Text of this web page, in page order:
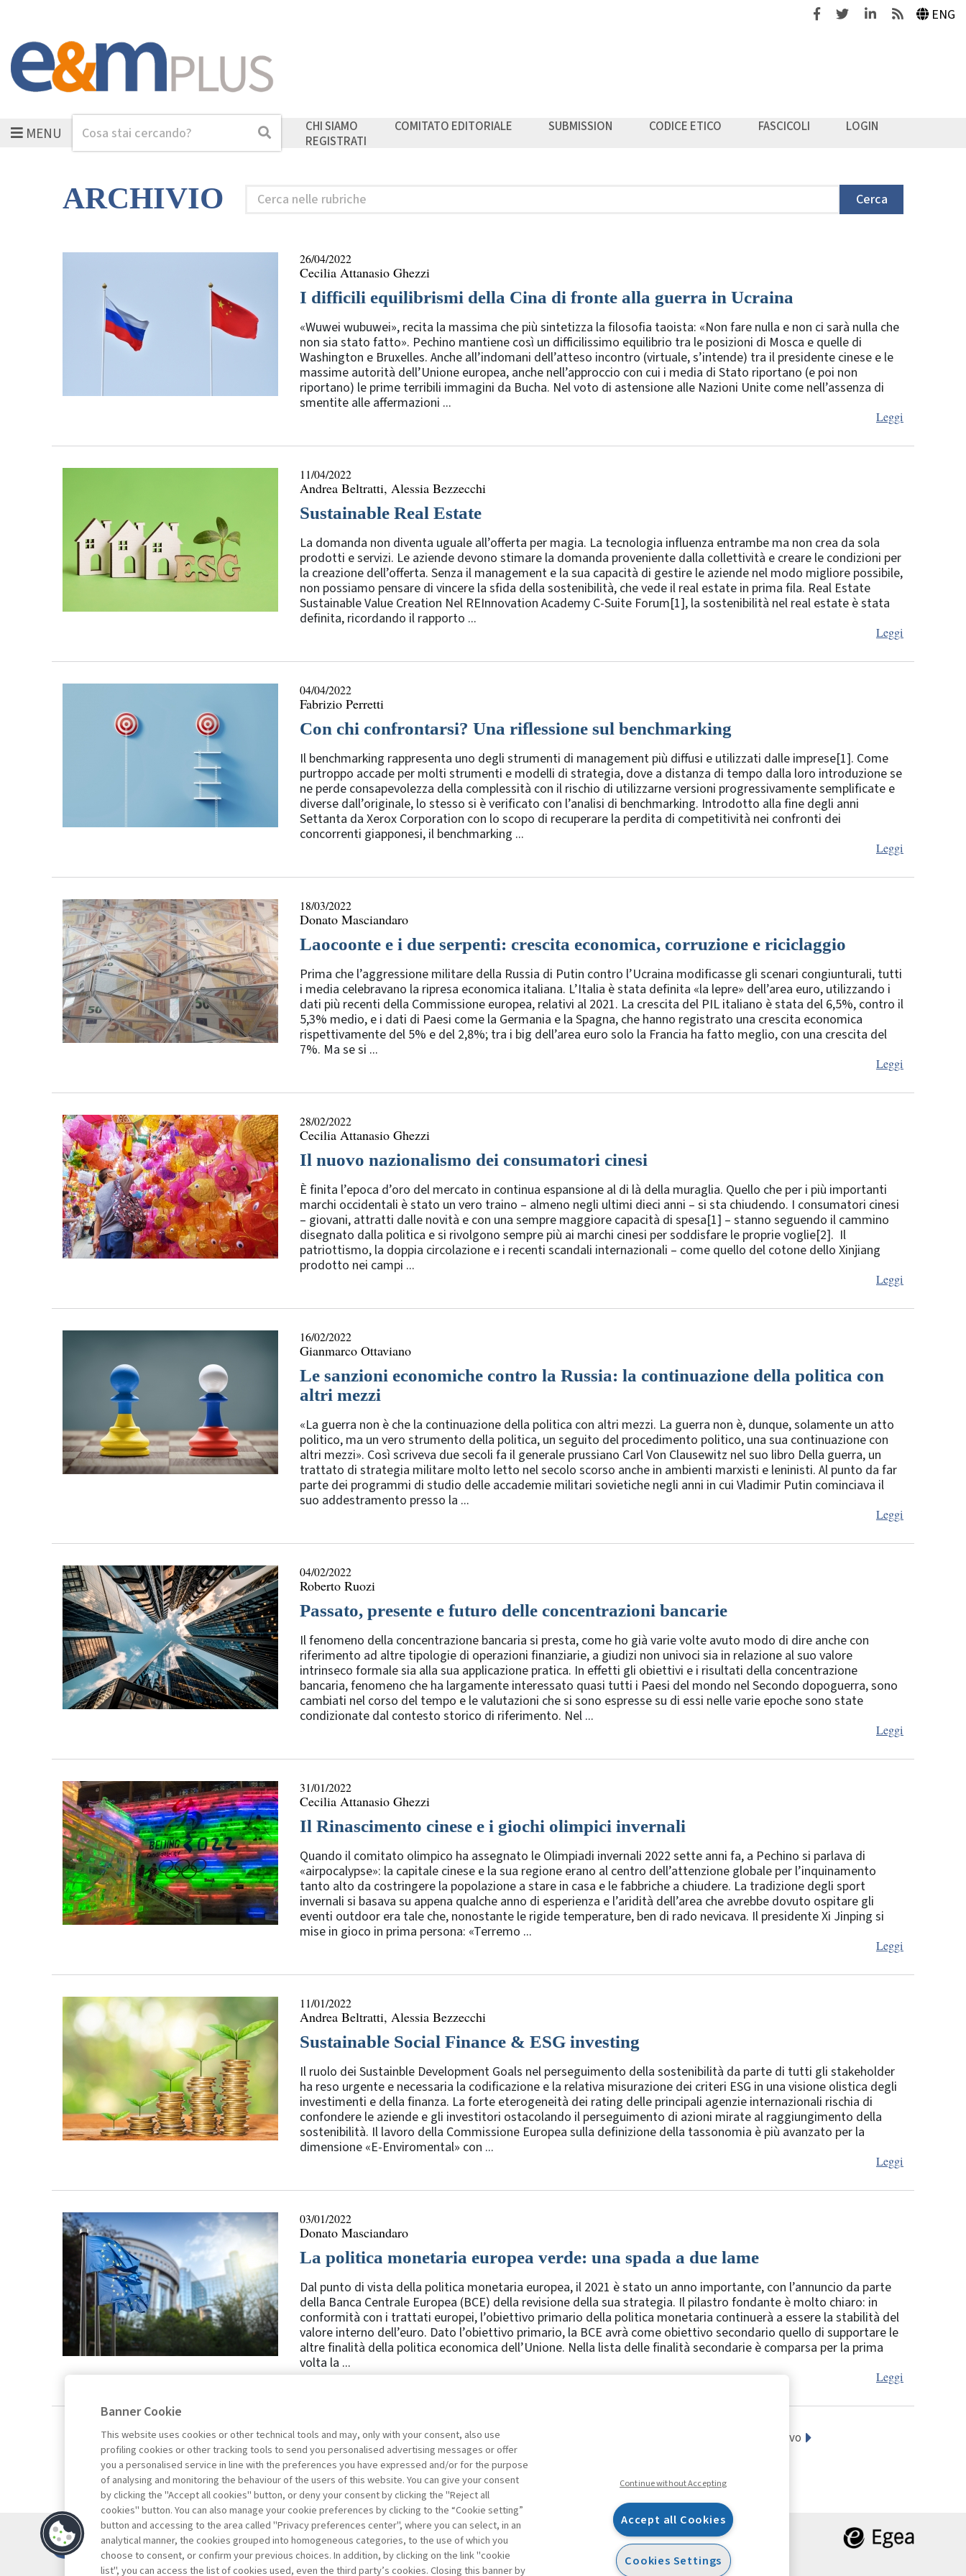
FacebookTwitterLinkedinFeeds ENG
MENUCerca Cerca CHI SIAMO COMITATO EDITORIALE SUBMISSION CODICE ETICO FASCICOLI
LOGIN
REGISTRATI
ARCHIVIO
Cerca
Cerca
26/04/2022
Cecilia Attanasio Ghezzi
I difficili equilibrismi della Cina di fronte alla guerra in Ucraina
«Wuwei wubuwei», recita la massima che più sintetizza la filosofia taoista: «Non fare nulla e non ci sarà nulla che
non sia stato fatto». Pechino mantiene così un difficilissimo equilibrio tra le posizioni di Mosca e quelle di
Washington e Bruxelles. Anche all’indomani dell’atteso incontro (virtuale, s’intende) tra il presidente cinese e le
massime autorità dell’Unione europea, anche nell’approccio con cui i media di Stato riportano (e poi non
riportano) le prime terribili immagini da Bucha. Nel voto di astensione alle Nazioni Unite come nell’assenza di
smentite alle affermazioni ...
Leggi
11/04/2022
Andrea Beltratti, Alessia Bezzecchi
Sustainable Real Estate
La domanda non diventa uguale all’offerta per magia. La tecnologia influenza entrambe ma non crea da sola
prodotti e servizi. Le aziende devono stimare la domanda proveniente dalla collettività e creare le condizioni per
la creazione dell’offerta. Senza il management e la sua capacità di gestire le aziende nel modo migliore possibile,
non possiamo pensare di vincere la sfida della sostenibilità, che vede il real estate in prima fila. Real Estate
Sustainable Value Creation Nel REInnovation Academy C-Suite Forum[1], la sostenibilità nel real estate è stata
definita, ricordando il rapporto ...
Leggi
04/04/2022
Fabrizio Perretti
Con chi confrontarsi? Una riflessione sul benchmarking
Il benchmarking rappresenta uno degli strumenti di management più diffusi e utilizzati dalle imprese[1]. Come
purtroppo accade per molti strumenti e modelli di strategia, dove a distanza di tempo dalla loro introduzione se
ne perde consapevolezza della complessità con il rischio di utilizzarne versioni progressivamente semplificate e
diverse dall’originale, lo stesso si è verificato con l’analisi di benchmarking. Introdotto alla fine degli anni
Settanta da Xerox Corporation con lo scopo di recuperare la perdita di competitività nei confronti dei
concorrenti giapponesi, il benchmarking ...
Leggi
18/03/2022
Donato Masciandaro
Laocoonte e i due serpenti: crescita economica, corruzione e riciclaggio
Prima che l’aggressione militare della Russia di Putin contro l’Ucraina modificasse gli scenari congiunturali, tutti
i media celebravano la ripresa economica italiana. L’Italia è stata definita «la lepre» dell’area euro, utilizzando i
dati più recenti della Commissione europea, relativi al 2021. La crescita del PIL italiano è stata del 6,5%, contro il
5,3% medio, e i dati di Paesi come la Germania e la Spagna, che hanno registrato una crescita economica
rispettivamente del 5% e del 2,8%; tra i big dell’area euro solo la Francia ha fatto meglio, con una crescita del
7%. Ma se si ...
Leggi
28/02/2022
Cecilia Attanasio Ghezzi
Il nuovo nazionalismo dei consumatori cinesi
È finita l’epoca d’oro del mercato in continua espansione al di là della muraglia. Quello che per i più importanti
marchi occidentali è stato un vero traino – almeno negli ultimi dieci anni – si sta chiudendo. I consumatori cinesi
– giovani, attratti dalle novità e con una sempre maggiore capacità di spesa[1] – stanno seguendo il cammino
disegnato dalla politica e si rivolgono sempre più ai marchi cinesi per soddisfare le proprie voglie[2]. Il
patriottismo, la doppia circolazione e i recenti scandali internazionali – come quello del cotone dello Xinjiang
prodotto nei campi ...
Leggi
16/02/2022
Gianmarco Ottaviano
Le sanzioni economiche contro la Russia: la continuazione della politica con
altri mezzi
«La guerra non è che la continuazione della politica con altri mezzi. La guerra non è, dunque, solamente un atto
politico, ma un vero strumento della politica, un seguito del procedimento politico, una sua continuazione con
altri mezzi». Così scriveva due secoli fa il generale prussiano Carl Von Clausewitz nel suo libro Della guerra, un
trattato di strategia militare molto letto nel secolo scorso anche in ambienti marxisti e leninisti. Al punto da far
parte dei programmi di studio delle accademie militari sovietiche negli anni in cui Vladimir Putin cominciava il
suo addestramento presso la ...
Leggi
04/02/2022
Roberto Ruozi
Passato, presente e futuro delle concentrazioni bancarie
Il fenomeno della concentrazione bancaria si presta, come ho già varie volte avuto modo di dire anche con
riferimento ad altre tipologie di operazioni finanziarie, a giudizi non univoci sia in relazione al suo valore
intrinseco formale sia alla sua applicazione pratica. In effetti gli obiettivi e i risultati della concentrazione
bancaria, fenomeno che ha largamente interessato quasi tutti i Paesi del mondo nel Secondo dopoguerra, sono
cambiati nel corso del tempo e le valutazioni che si sono espresse su di essi nelle varie epoche sono state
condizionate dal contesto storico di riferimento. Nel ...
Leggi
31/01/2022
Cecilia Attanasio Ghezzi
Il Rinascimento cinese e i giochi olimpici invernali
Quando il comitato olimpico ha assegnato le Olimpiadi invernali 2022 sette anni fa, a Pechino si parlava di
«airpocalypse»: la capitale cinese e la sua regione erano al centro dell’attenzione globale per l’inquinamento
tanto alto da costringere la popolazione a stare in casa e le fabbriche a chiudere. La tradizione degli sport
invernali si basava su appena qualche anno di esperienza e l’aridità dell’area che avrebbe dovuto ospitare gli
eventi outdoor era tale che, nonostante le rigide temperature, ben di rado nevicava. Il presidente Xi Jinping si
mise in gioco in prima persona: «Terremo ...
Leggi
11/01/2022
Andrea Beltratti, Alessia Bezzecchi
Sustainable Social Finance & ESG investing
Il ruolo dei Sustainble Development Goals nel perseguimento della sostenibilità da parte di tutti gli stakeholder
ha reso urgente e necessaria la codificazione e la relativa misurazione dei criteri ESG in una visione olistica degli
investimenti e della finanza. La forte eterogeneità dei rating delle principali agenzie internazionali rischia di
confondere le aziende e gli investitori ostacolando il perseguimento di azioni mirate al raggiungimento della
sostenibilità. Il lavoro della Commissione Europea sulla definizione della tassonomia è più avanzato per la
dimensione «E-Enviromental» con ...
Leggi
03/01/2022
Donato Masciandaro
La politica monetaria europea verde: una spada a due lame
Dal punto di vista della politica monetaria europea, il 2021 è stato un anno importante, con l’annuncio da parte
della Banca Centrale Europea (BCE) della revisione della sua strategia. Il pilastro fondante è molto chiaro: in
conformità con i trattati europei, l’obiettivo primario della politica monetaria continuerà a essere la stabilità del
valore interno dell’euro. Dato l’obiettivo primario, la BCE avrà come obiettivo secondario quello di supportare le
altre finalità della politica economica dell’Unione. Nella lista delle finalità secondarie è comparsa per la prima
volta la ...
Leggi
Precedente 10 11 Successivo
Contatti
Abbonamenti
Archivio rubriche
FacebookTwitterLinkedin
Banner Cookie
This website uses cookies or other technical tools and may, only with your consent, also use
profiling cookies or other tracking tools to send you personalised advertising messages or offer
you a personalised service in line with the preferences you have expressed and/or for the purpose
of analysing and monitoring the behaviour of the users of this website. You can give your consent
by clicking the "Accept all cookies" button, or deny your consent by clicking the "Reject all
cookies" button. You can also manage your cookie preferences by clicking to the “Cookie setting”
button and accessing to the area called "Privacy preferences center", where you can select, in an
analytical manner, the cookies grouped into homogeneous categories, to the use of which you
choose to consent, or confirm your previous choices. In addition, by clicking on the link "cookie
list", you can access the list of cookies used, even the third party’s cookies. Closing this banner by
Continue without Accepting
Accept all Cookies
Cookies Settings